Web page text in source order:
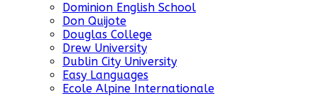
Dominion English School
Don Quijote
Douglas College
Drew University
Dublin City University
Easy Languages
Ecole Alpine Internationale